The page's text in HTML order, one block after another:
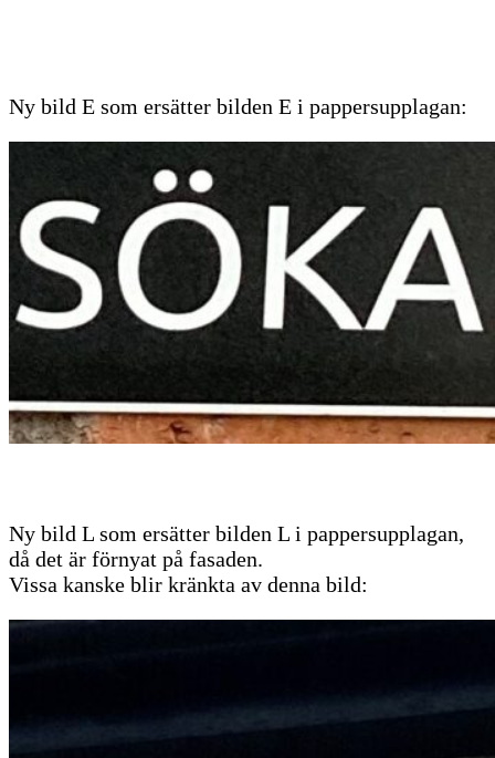
Ny bild E som ersätter bilden E i pappersupplagan:
Ny bild L som ersätter bilden L i pappersupplagan,
då det är förnyat på fasaden.
Vissa kanske blir kränkta av denna bild: